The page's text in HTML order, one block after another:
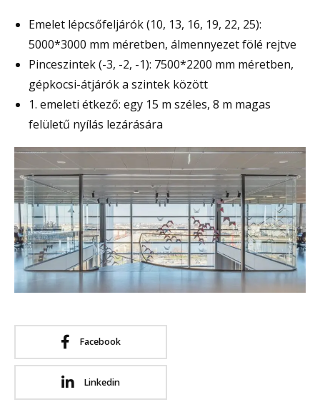
Emelet lépcsőfeljárók (10, 13, 16, 19, 22, 25):
5000*3000 mm méretben, álmennyezet fölé rejtve
Pinceszintek (-3, -2, -1): 7500*2200 mm méretben,
gépkocsi-átjárók a szintek között
1. emeleti étkező: egy 15 m széles, 8 m magas
felületű nyílás lezárására
Facebook
Linkedin